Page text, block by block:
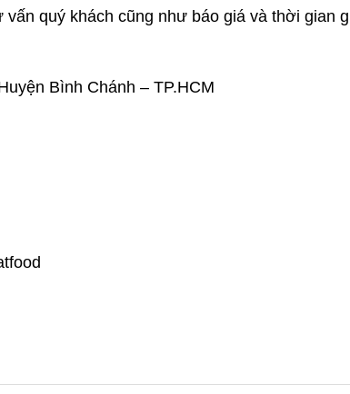
quý khách cũng như báo giá và thời gian
Bình Chánh – TP.HCM